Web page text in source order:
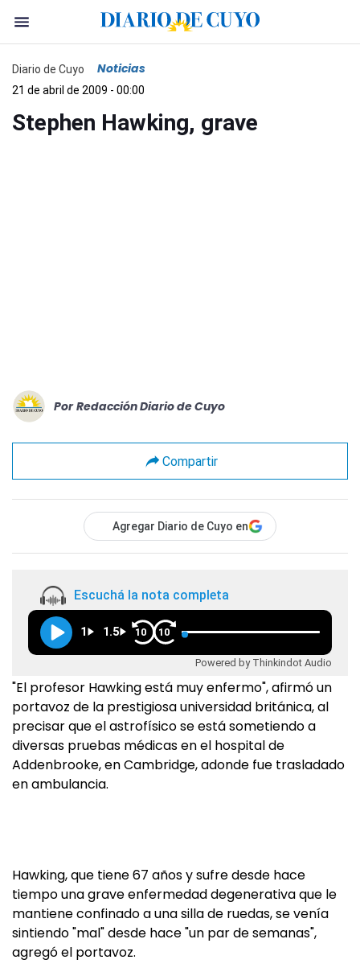
Diario de Cuyo Noticias
21 de abril de 2009 - 00:00
Stephen Hawking, grave
Por Redacción Diario de Cuyo
Compartir
Agregar Diario de Cuyo en
Escuchá la nota completa
1 1.5 10 10
Powered by Thinkindot Audio
"El profesor Hawking está muy enfermo", afirmó un
portavoz de la prestigiosa universidad británica, al
precisar que el astrofísico se está sometiendo a
diversas pruebas médicas en el hospital de
Addenbrooke, en Cambridge, adonde fue trasladado
en ambulancia.
Hawking, que tiene 67 años y sufre desde hace
tiempo una grave enfermedad degenerativa que le
mantiene confinado a una silla de ruedas, se venía
sintiendo "mal" desde hace "un par de semanas",
agregó el portavoz.